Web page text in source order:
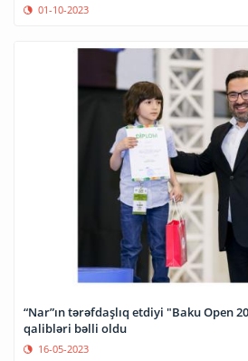
01-10-2023
“Nar”ın tərəfdaşlıq etdiyi "Baku Open
qalibləri bəlli oldu
16-05-2023